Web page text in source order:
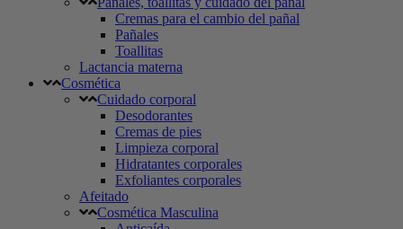
Cremas para el cambio del pañal
Pañales
Toallitas
Lactancia materna
Cosmética
Cuidado corporal
Desodorantes
Cremas de pies
Limpieza corporal
Hidratantes corporales
Exfoliantes corporales
Afeitado
Cosmética Masculina